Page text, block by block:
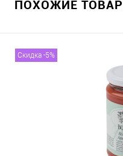
ПОХОЖИЕ
Скидка -5%